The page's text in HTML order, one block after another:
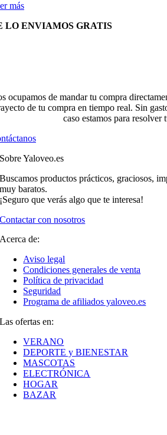
más
LO ENVIAMOS GRATIS
ocupamos de mandar tu compra
de tu compra en tiempo real. Sin
caso estamos para resolver
Sobre Yaloveo.es
Buscamos productos prácticos, graciosos,
muy baratos.
¡Seguro que verás algo que te interesa!
Contactar con nosotros
Acerca de:
Aviso legal
Condiciones generales de venta
Política de privacidad
Seguridad
Programa de afiliados yaloveo.es
Las ofertas en:
VERANO
DEPORTE y BIENESTAR
MASCOTAS
ELECTRÓNICA
HOGAR
BAZAR